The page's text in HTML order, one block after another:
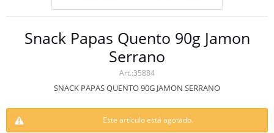
Snack Papas Quento 90g Jamon
Serrano
35884
SNACK PAPAS QUENTO 90G JAMON SERRANO
Este artículo está agotado.